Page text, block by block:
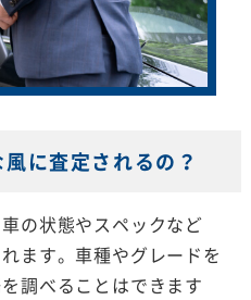
に査定されるの？
の状態やスペックなど
ます。車種やグレードを
調べることはできます